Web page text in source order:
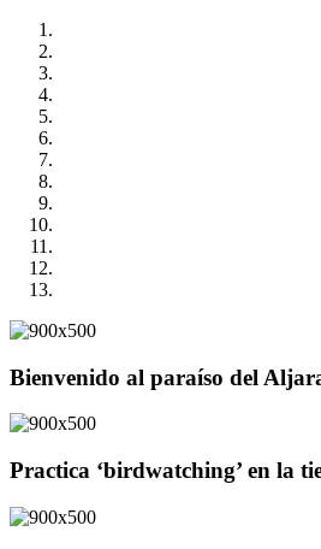
Bienvenido al paraíso del
Practica ‘birdwatching’ en la